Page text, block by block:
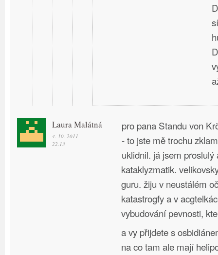
Laura Malátná
4. 10. 2011
22.13
pro pana Standu von
- to jste mě trochu
uklidnil. já jsem proslulý
kataklyzmatik.
guru. žiju v neustálém
katastrogfy a v
vybudování pevnosti,
a vy přijdete s
na co tam ale mají